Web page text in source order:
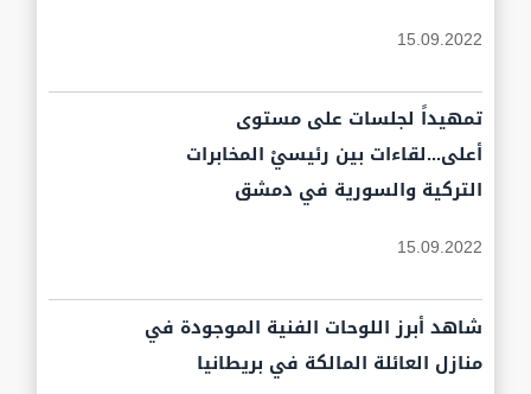
15.09.2022
تمهيداً لجلسات على مستوى
أعلى...لقاءات بين رئيسيْ المخابرات
التركية والسورية في دمشق
15.09.2022
شاهد أبرز اللوحات الفنية الموجودة في
منازل العائلة المالكة في بريطانيا